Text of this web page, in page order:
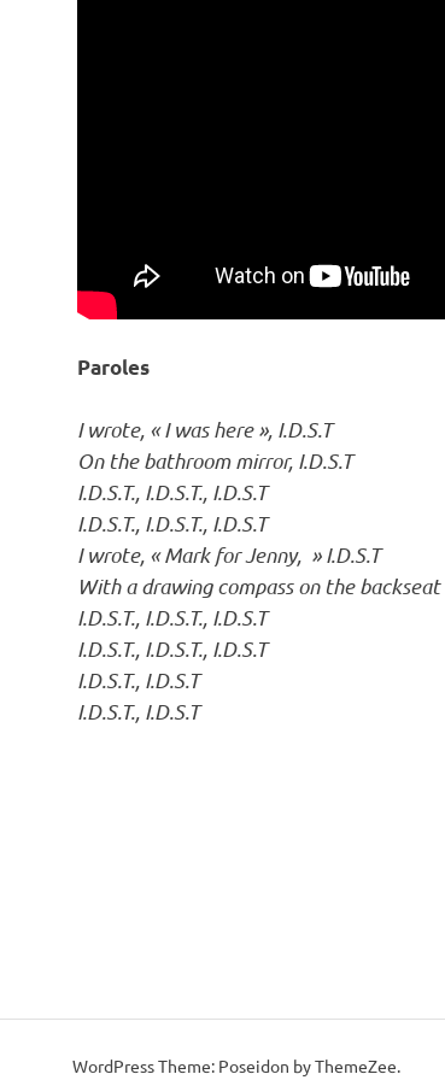
Paroles
I wrote, « I was here », I.D.S.T
On the bathroom mirror, I.D.S.T
I.D.S.T., I.D.S.T., I.D.S.T
I.D.S.T., I.D.S.T., I.D.S.T
I wrote, « Mark for Jenny, » I.D.S.T
With a drawing compass on the backseat
I.D.S.T., I.D.S.T., I.D.S.T
I.D.S.T., I.D.S.T., I.D.S.T
I.D.S.T., I.D.S.T
I.D.S.T., I.D.S.T
WordPress Theme: Poseidon by ThemeZee.